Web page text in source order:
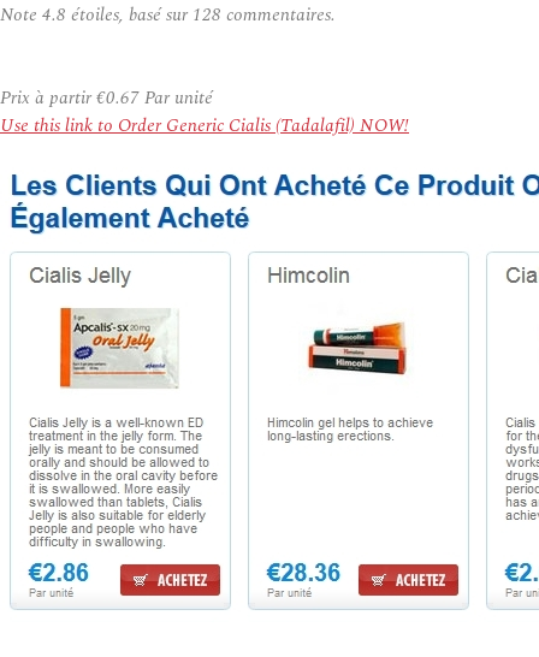
Note 4.8 étoiles, basé sur 128 commentaires.
Prix à partir€0.67Par unité
Use this link to Order Generic Cialis (Tadalafil) NOW!